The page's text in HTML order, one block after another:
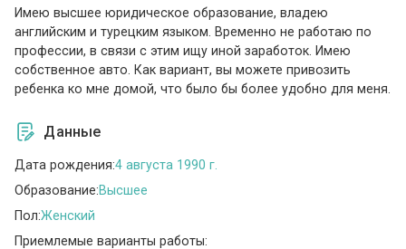
Имею высшее юридическое образование, владею
английским и турецким языком. Временно не работаю по
профессии, в связи с этим ищу иной заработок. Имею
собственное авто. Как вариант, вы можете привозить
ребенка ко мне домой, что было бы более удобно для меня.
Данные
Дата рождения:4 августа 1990 г.
Образование:Высшее
Пол:Женский
Приемлемые варианты работы: